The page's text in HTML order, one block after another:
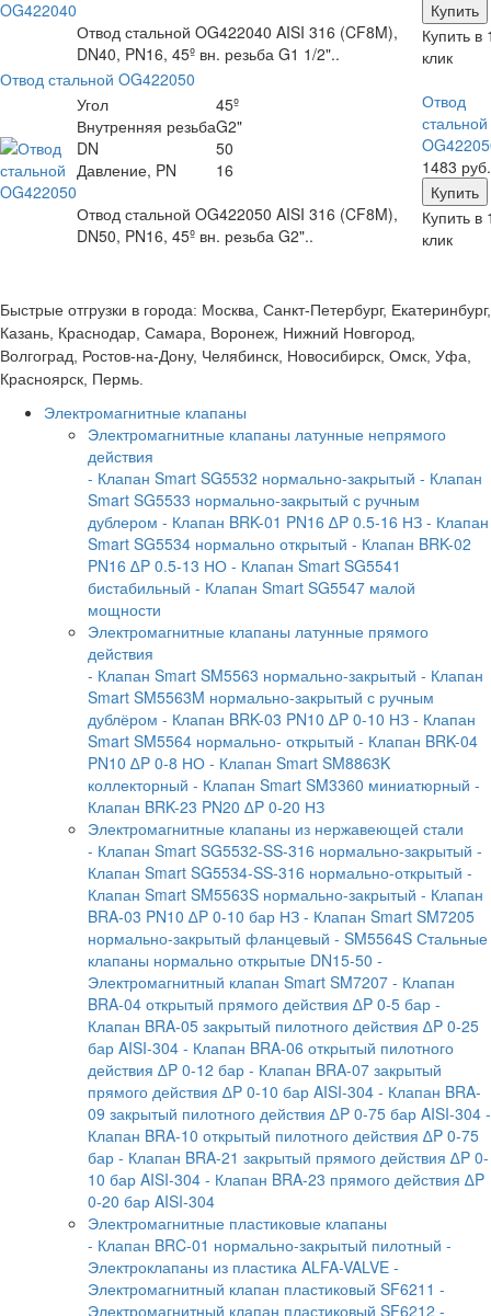
Отвод стальной OG422040 AISI 316 (CF8M),
DN40, PN16, 45º вн. резьба G1 1/2"..
Купить в
клик
Отвод стальной OG422050
Угол
45º
Внутренняя резьбаG2"
DN
50
Давление, PN
16
Отвод стальной OG422050 AISI 316 (CF8M),
DN50, PN16, 45º вн. резьба G2"..
Отвод
стальной
1483 руб.
Купить в
клик
Быстрые отгрузки в города: Москва, Санкт-Петербург, Екатеринбург,
Казань, Краснодар, Самара, Воронеж, Нижний Новгород,
Волгоград, Ростов-на-Дону, Челябинск, Новосибирск, Омск, Уфа,
Красноярск, Пермь.
Электромагнитные клапаны
Электромагнитные клапаны латунные непрямого
действия
- Клапан Smart SG5532 нормально-закрытый - Клапан
Smart SG5533 нормально-закрытый с ручным
дублером - Клапан BRK-01 PN16 ∆P 0.5-16 НЗ - Клапан
Smart SG5534 нормально открытый - Клапан BRK-02
PN16 ∆P 0.5-13 НО - Клапан Smart SG5541
бистабильный - Клапан Smart SG5547 малой
мощности
Электромагнитные клапаны латунные прямого
действия
- Клапан Smart SM5563 нормально-закрытый - Клапан
Smart SM5563M нормально-закрытый с ручным
дублёром - Клапан BRK-03 PN10 ∆P 0-10 НЗ - Клапан
Smart SM5564 нормально- открытый - Клапан BRK-04
PN10 ∆P 0-8 НО - Клапан Smart SM8863K
коллекторный - Клапан Smart SM3360 миниатюрный -
Клапан BRK-23 PN20 ∆P 0-20 НЗ
Электромагнитные клапаны из нержавеющей стали
- Клапан Smart SG5532-SS-316 нормально-закрытый -
Клапан Smart SG5534-SS-316 нормально-открытый -
Клапан Smart SM5563S нормально-закрытый - Клапан
BRA-03 PN10 ∆P 0-10 бар НЗ - Клапан Smart SM7205
нормально-закрытый фланцевый - SM5564S Стальные
клапаны нормально открытые DN15-50 -
Электромагнитный клапан Smart SM7207 - Клапан
BRA-04 открытый прямого действия ∆P 0-5 бар -
Клапан BRA-05 закрытый пилотного действия ∆P 0-25
бар AISI-304 - Клапан BRA-06 открытый пилотного
действия ∆P 0-12 бар - Клапан BRA-07 закрытый
прямого действия ∆P 0-10 бар AISI-304 - Клапан BRA-
09 закрытый пилотного действия ∆P 0-75 бар AISI-304 -
Клапан BRA-10 открытый пилотного действия ∆P 0-75
бар - Клапан BRA-21 закрытый прямого действия ∆P 0-
10 бар AISI-304 - Клапан BRA-23 прямого действия ∆P
0-20 бар AISI-304
Электромагнитные пластиковые клапаны
- Клапан BRC-01 нормально-закрытый пилотный -
Электроклапаны из пластика ALFA-VALVE -
Электромагнитный клапан пластиковый SF6211 -
Электромагнитный клапан пластиковый SF6212 -